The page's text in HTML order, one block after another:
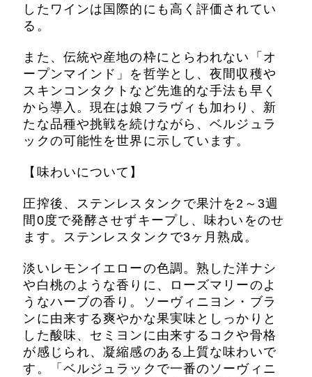
したワインは国際的にも高く評価されてい
る。
また、伝統や産地の枠にとらわれない「オ
ープンマインド」を哲学とし、夜間収穫や
スキンコンタクトなど先進的な手法も早く
から導入。現在は娘フラヴィも加わり、新
たな品種や挑戦を続けながら、ベルジュラ
ックの可能性を世界に示しています。
【味わいについて】
圧搾後、ステンレスタンクで果汁を2～3週
間0度で発酵させずキープし、味わいをのせ
ます。
ステンレスタンクで3ヶ月熟成。
淡いレモンイエローの色調。熟した洋ナシ
や白桃のような香りに、ローズマリーのよ
うなハーブの香り。ソーヴィニヨン・ブラ
ンに由来する爽やかな果実味としっかりと
した酸味、セミヨンに由来するコクや骨格
が感じられ、凝縮感のある上質な味わいで
す。「ベルジュラックで一番のソーヴィニ